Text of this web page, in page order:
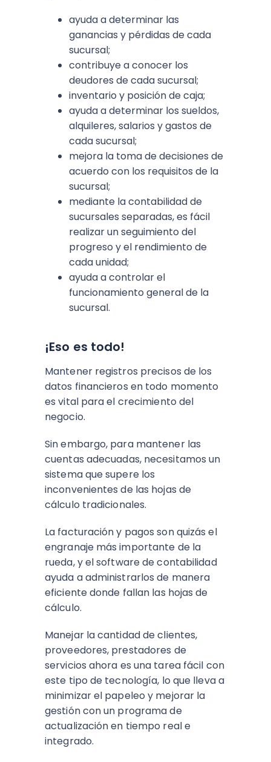
ayuda a determinar las
ganancias y pérdidas de cada
sucursal;
contribuye a conocer los
deudores de cada sucursal;
inventario y posición de caja;
ayuda a determinar los sueldos,
alquileres, salarios y gastos de
cada sucursal;
mejora la toma de decisiones de
acuerdo con los requisitos de la
sucursal;
mediante la contabilidad de
sucursales separadas, es fácil
realizar un seguimiento del
progreso y el rendimiento de
cada unidad;
ayuda a controlar el
funcionamiento general de la
sucursal.
¡Eso es todo!
Mantener registros precisos de los
datos financieros en todo momento
es vital para el crecimiento del
negocio.
Sin embargo, para mantener las
cuentas adecuadas, necesitamos un
sistema que supere los
inconvenientes de las hojas de
cálculo tradicionales.
La facturación y pagos son quizás el
engranaje más importante de la
rueda, y el software de contabilidad
ayuda a administrarlos de manera
eficiente donde fallan las hojas de
cálculo.
Manejar la cantidad de clientes,
proveedores, prestadores de
servicios ahora es una tarea fácil con
este tipo de tecnología, lo que lleva a
minimizar el papeleo y mejorar la
gestión con un programa de
actualización en tiempo real e
integrado.